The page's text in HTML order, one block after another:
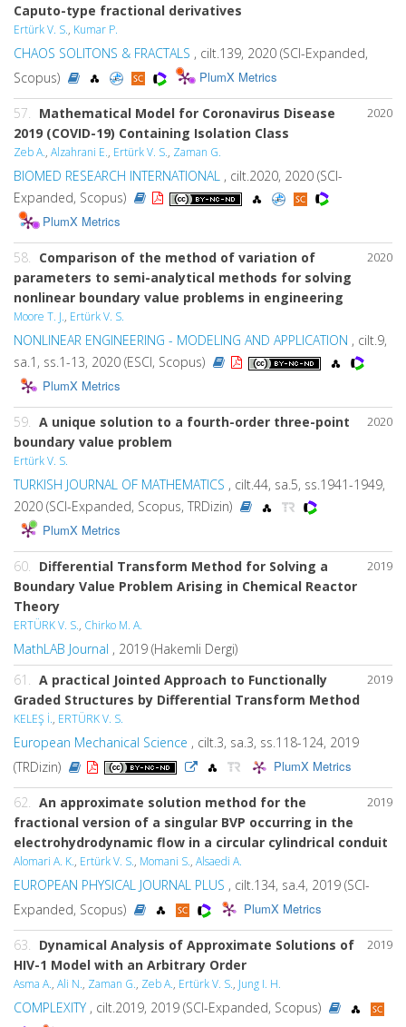
Caputo-type fractional derivatives
Ertürk V. S., Kumar P.
CHAOS SOLITONS & FRACTALS , cilt.139, 2020 (SCI-Expanded,
Scopus)
PlumX Metrics
2020
57.
Mathematical Model for Coronavirus Disease
2019 (COVID-19) Containing Isolation Class
Zeb A., Alzahrani E., Ertürk V. S., Zaman G.
BIOMED RESEARCH INTERNATIONAL , cilt.2020, 2020 (SCI-
Expanded, Scopus)
PlumX Metrics
2020
58.
Comparison of the method of variation of
parameters to semi-analytical methods for solving
nonlinear boundary value problems in engineering
Moore T. J., Ertürk V. S.
NONLINEAR ENGINEERING - MODELING AND APPLICATION , cilt.9,
sa.1, ss.1-13, 2020 (ESCI, Scopus)
PlumX Metrics
2020
59.
A unique solution to a fourth-order three-point
boundary value problem
Ertürk V. S.
TURKISH JOURNAL OF MATHEMATICS , cilt.44, sa.5, ss.1941-1949,
2020 (SCI-Expanded, Scopus, TRDizin)
PlumX Metrics
2019
60.
Differential Transform Method for Solving a
Boundary Value Problem Arising in Chemical Reactor
Theory
ERTÜRK V. S., Chirko M. A.
MathLAB Journal , 2019 (Hakemli Dergi)
2019
61.
A practical Jointed Approach to Functionally
Graded Structures by Differential Transform Method
KELEŞ İ., ERTÜRK V. S.
European Mechanical Science , cilt.3, sa.3, ss.118-124, 2019
(TRDizin)
PlumX Metrics
2019
62.
An approximate solution method for the
fractional version of a singular BVP occurring in the
electrohydrodynamic flow in a circular cylindrical conduit
Alomari A. K., Ertürk V. S., Momani S., Alsaedi A.
EUROPEAN PHYSICAL JOURNAL PLUS , cilt.134, sa.4, 2019 (SCI-
Expanded, Scopus)
PlumX Metrics
2019
63.
Dynamical Analysis of Approximate Solutions of
HIV-1 Model with an Arbitrary Order
Asma A., Ali N., Zaman G., Zeb A., Ertürk V. S., Jung I. H.
COMPLEXITY , cilt.2019, 2019 (SCI-Expanded, Scopus)